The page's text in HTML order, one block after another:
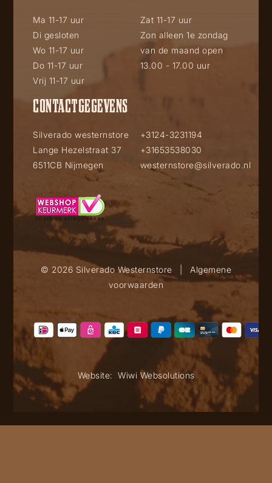
Ma 11-17 uur
Di gesloten
Wo 11-17 uur
Do 11-17 uur
Vrij 11-17 uur
Zat 11-17 uur
Zon alleen 1e zondag
van de maand open
13.00 - 17.00 uur
CONTACTGEGEVENS
Silverado westernstore
Lange Hezelstraat 37
6511CB Nijmegen
+3124-3231194
+31653538030
westernstore@silverado.nl
© 2026 Silverado Westernstore
Algemene
voorwaarden
Website: Wiwi Websolutions